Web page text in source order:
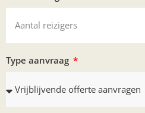
Type aanvraag